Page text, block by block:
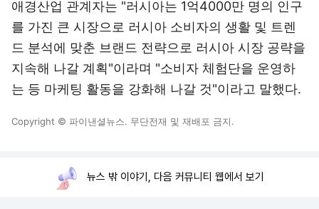
애경산업 관계자는 "러시아는 1억4000만 명의 인구
를 가진 큰 시장으로 러시아 소비자의 생활 및 트렌
드 분석에 맞춘 브랜드 전략으로 러시아 시장 공략을
지속해 나갈 계획"이라며 "소비자 체험단을 운영하
는 등 마케팅 활동을 강화해 나갈 것"이라고 말했다.
Copyright © 파이낸셜뉴스. 무단전재 및 재배포 금지.
뉴스 밖 이야기, 다음 커뮤니티 웹에서 보기